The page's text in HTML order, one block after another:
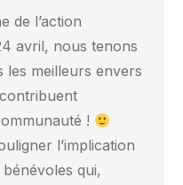
de l’action
avril, nous tenons
les meilleurs envers
!
l’implication
qui,